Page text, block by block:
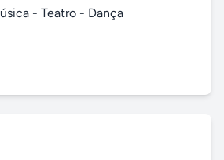
- Teatro - Dança